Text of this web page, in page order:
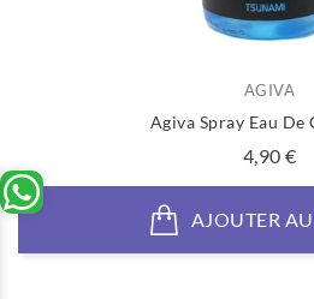
AGIVA
Agiva Spray Eau De
4,90 €
AJOUTER